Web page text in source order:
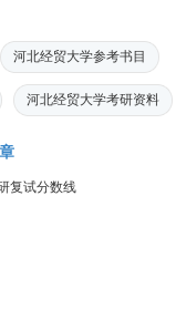
河北经贸大学参考书目
河北经贸大学考研资料
复试分数线